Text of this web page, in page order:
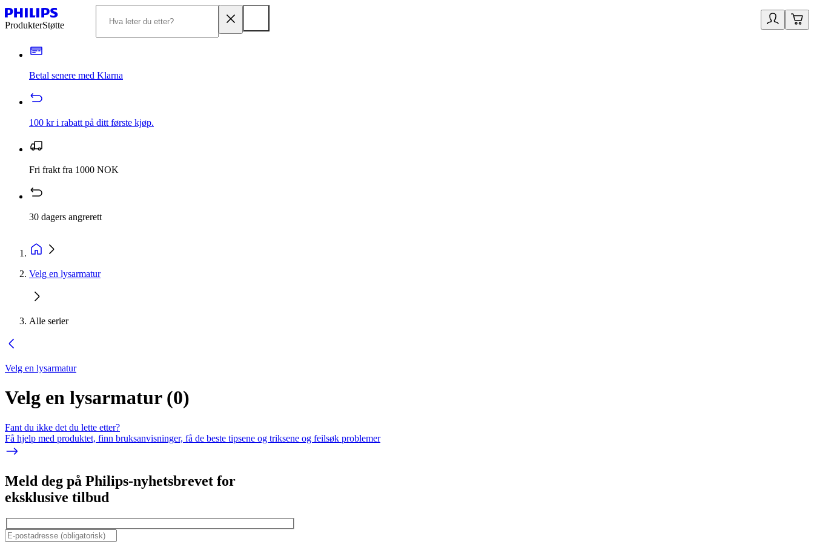
ProdukterStøtte
Betal senere med Klarna
100 kr i rabatt på ditt første kjøp.
Fri frakt fra 1000 NOK
30 dagers angrerett
Velg en lysarmatur
Alle serier
Velg en lysarmatur
Velg en lysarmatur(0)
Fant du ikke det du lette etter?
Få hjelp med produktet, finn bruksanvisninger, få de beste tipsene og triksene og feilsøk problemer
Meld deg på Philips-nyhetsbrevet for
eksklusive tilbud